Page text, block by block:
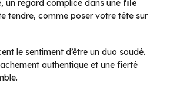
un regard complice dans une file
tendre, comme poser votre tête sur
le sentiment d’être un duo soudé.
authentique et une fierté